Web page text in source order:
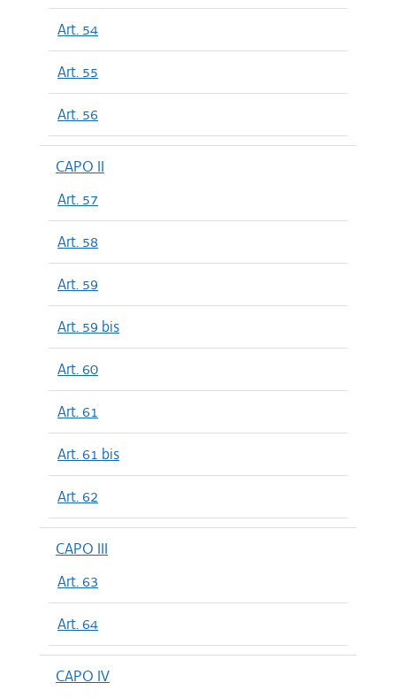
Art. 54
Art. 55
Art. 56
CAPO II
Art. 57
Art. 58
Art. 59
Art. 59 bis
Art. 60
Art. 61
Art. 61 bis
Art. 62
CAPO III
Art. 63
Art. 64
CAPO IV